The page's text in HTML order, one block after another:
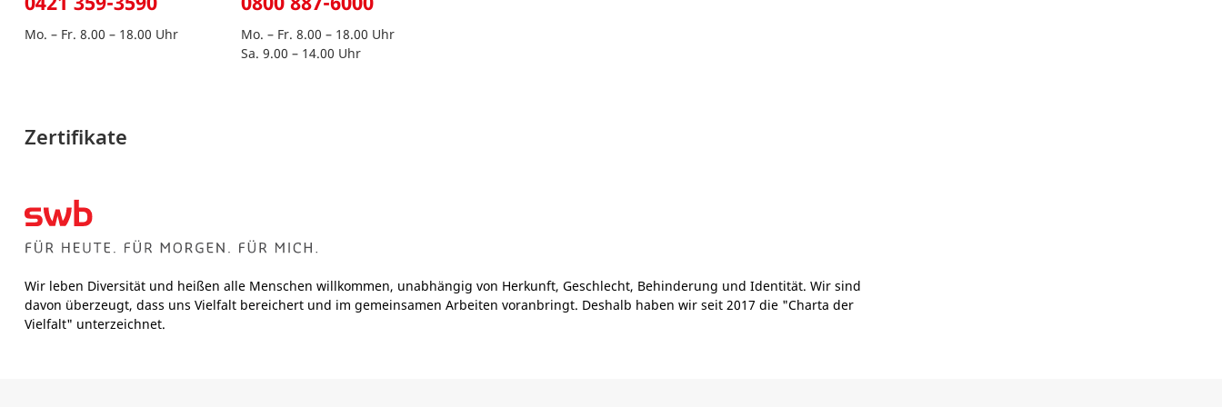
Mo. – Fr. 8.00 – 18.00 Uhr
Mo. – Fr. 8.00 – 18.00 Uhr
Sa. 9.00 – 14.00 Uhr
Zertifikate
Wir leben Diversität und heißen alle Menschen willkommen, unabhängig von Herkunft, Geschlecht, Behinderung und Identität. Wir sind
davon überzeugt, dass uns Vielfalt bereichert und im gemeinsamen Arbeiten voranbringt. Deshalb haben wir seit 2017 die "Charta der
Vielfalt" unterzeichnet.